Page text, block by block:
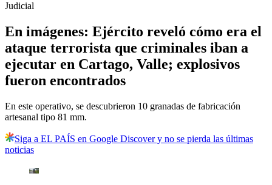
Judicial
En imágenes: Ejército reveló cómo era el
ataque terrorista que criminales iban a
ejecutar en Cartago, Valle; explosivos
fueron encontrados
En este operativo, se descubrieron 10 granadas de fabricación
artesanal tipo 81 mm.
Siga a EL PAÍS en Google Discover y no se pierda las últimas
noticias